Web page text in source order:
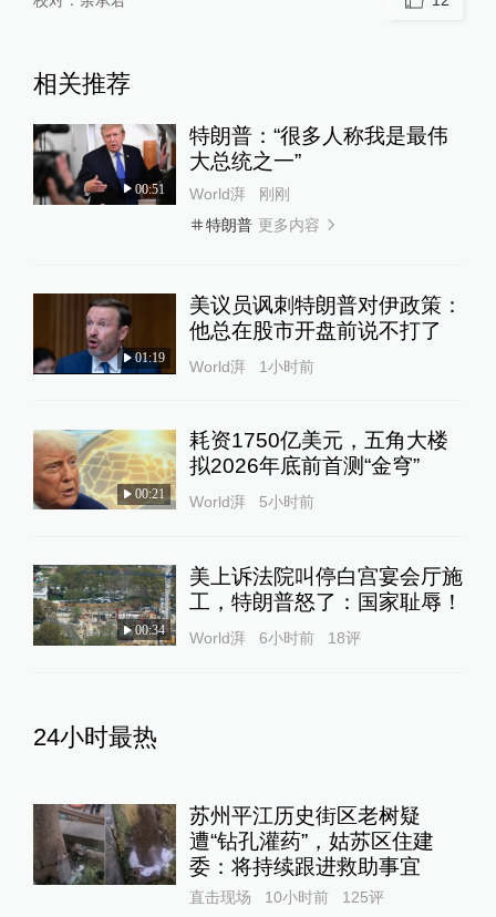
相关推荐
00:51
特朗普：“很多人称我是最伟
大总统之一”
World湃
刚刚
特朗普 更多内容
01:19
美议员讽刺特朗普对伊政策：
他总在股市开盘前说不打了
World湃 1小时前
00:21
耗资1750亿美元，五角大楼
拟2026年底前首测“金穹”
World湃 5小时前
00:34
美上诉法院叫停白宫宴会厅施
工，特朗普怒了：国家耻辱！
World湃 6小时前 18评
24小时最热
苏州平江历史街区老树疑
遭“钻孔灌药”，姑苏区住建
委：将持续跟进救助事宜
直击现场 10小时前 125评